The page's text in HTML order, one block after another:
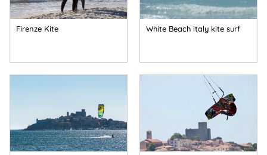
Firenze Kite White Beach italy kite surf